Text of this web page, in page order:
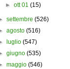
► ott 01 (15)
settembre (526)
agosto (516)
luglio (547)
giugno (535)
maggio (546)